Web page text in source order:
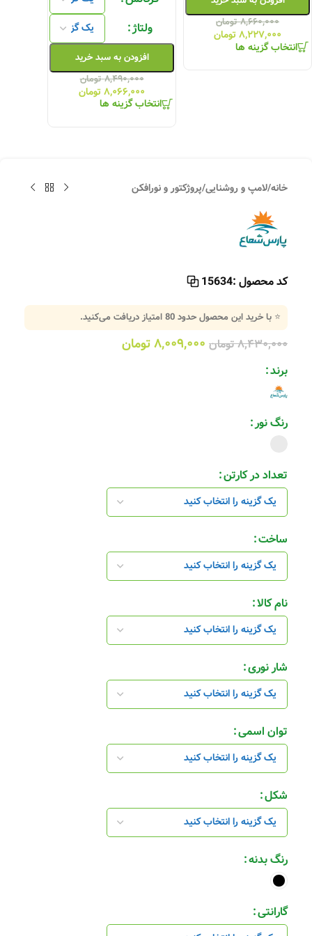
۸,۶۶۰,۰۰۰ تومان
۸,۲۲۷,۰۰۰تومان
انتخاب گزینه ها
ولتاژ
افزودن به سبد خرید
۸,۴۹۰,۰۰۰ تومان
۸,۰۶۶,۰۰۰تومان
انتخاب گزینه ها
خانه/لامپ و روشنایی/پروژکتور و نورافکن
کد محصول :15634
⭐ با خرید این محصول حدود80امتیاز دریافت می‌کنید.
۸,۴۳۰,۰۰۰تومان ۸,۰۰۹,۰۰۰تومان
برند
رنگ نور
تعداد در کارتن
ساخت
نام کالا
شار نوری
توان اسمی
شکل
رنگ بدنه
گارانتی